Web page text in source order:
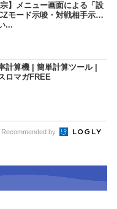
宗】メニュー画面による「設
モード示唆・対戦相手示
...
計算機 | 簡単計算ツール |
ロマガFREE
Recommended by